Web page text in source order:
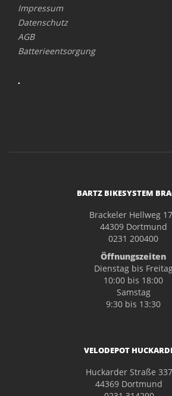
Impressum
Datenschutz
AGB
Batterieentsorgung
.
BARTZ BIKESYSTEM
Brackeler Hellweg
44309 Dortmund
0231 200400
Öffnungszeiten
Dienstag bis
10:00 bis 18:00
Samstag
9:30 bis 13:30
VELODEPOT
Huckarder Straße 337
44369 Dortmund